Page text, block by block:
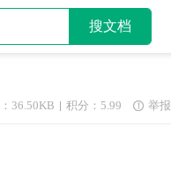
搜文档
36.50KB 积分：5.99  举报